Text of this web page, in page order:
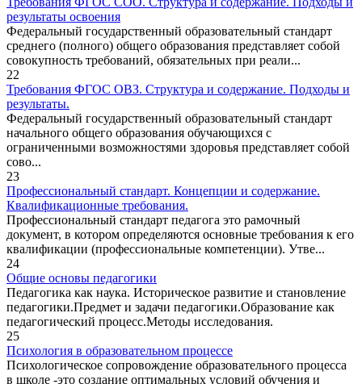
результаты освоения
Федеральный государственный образовательный стандарт
среднего (полного) общего образования представляет собой
совокупность требований, обязательных при реали...
22
Требования ФГОС ОВЗ. Структура и содержание. Подходы и
результаты.
Федеральный государственный образовательный стандарт
начального общего образования обучающихся с
ограниченными возможностями здоровья представляет собой
сово...
23
Профессиональный стандарт. Концепции и содержание.
Квалификационные требования.
Профессиональный стандарт педагога это рамочный
документ, в котором определяются основные требования к его
квалификации (профессиональные компетенции). Утве...
24
Общие основы педагогики
Педагогика как наука. Историческое развитие и становление
педагогики.Предмет и задачи педагогики.Образование как
педагогический процесс.Методы исследования.
25
Психология в образовательном процессе
Психологическое сопровождение образовательного процесса
в школе -это создание оптимальных условий обучения и